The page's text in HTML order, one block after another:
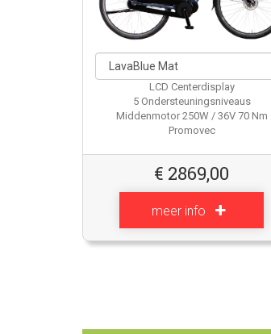
LCD Centerdisplay
5 Ondersteuningsniveaus
Middenmotor 250W / 36V 70 Nm
Promovec
€ 2869,00
meer info